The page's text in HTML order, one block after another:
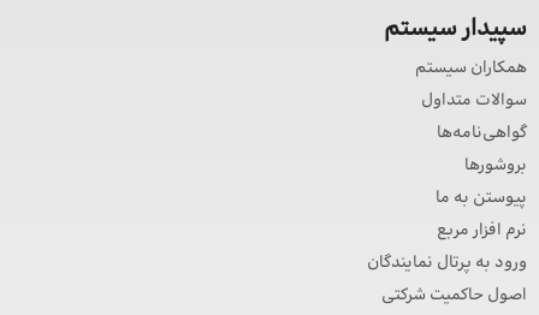
سپیدار سیستم
همکاران سیستم
سوالات متداول
گواهی‌نامه‌ها
بروشورها
پیوستن به ما
نرم افزار مربع
ورود به پرتال نمایندگان
اصول حاکمیت شرکتی